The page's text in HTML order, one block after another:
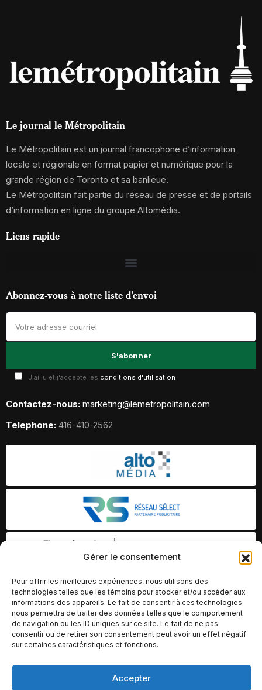
Gérer le consentement
Pour offrir les meilleures expériences, nous utilisons des
technologies telles que les témoins pour stocker et/ou accéder aux
informations des appareils. Le fait de consentir à ces technologies
nous permettra de traiter des données telles que le comportement
de navigation ou les ID uniques sur ce site. Le fait de ne pas
consentir ou de retirer son consentement peut avoir un effet négatif
sur certaines caractéristiques et fonctions.
Accepter
Le journal le Métropolitain
Le Métropolitain est un journal francophone d’information
locale et régionale en format papier et numérique pour la
grande région de Toronto et sa banlieue.
Le Métropolitain fait partie du réseau de presse et de portails
d’information en ligne du groupe Altomédia.
Liens rapide
Abonnez-vous à notre liste d’envoi
J'ai lu et j'accepte les conditions d'utilisation
Contactez-nous: marketing@lemetropolitain.com
Telephone: 416-410-2562
© Copyright 2026 – Altomédia Inc |